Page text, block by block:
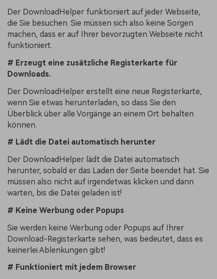
Der DownloadHelper funktioniert auf jeder Webseite,
die Sie besuchen. Sie müssen sich also keine Sorgen
machen, dass er auf Ihrer bevorzugten Webseite nicht
funktioniert.
# Erzeugt eine zusätzliche Registerkarte für
Downloads.
Der DownloadHelper erstellt eine neue Registerkarte,
wenn Sie etwas herunterladen, so dass Sie den
Überblick über alle Vorgänge an einem Ort behalten
können.
# Lädt die Datei automatisch herunter
Der DownloadHelper lädt die Datei automatisch
herunter, sobald er das Laden der Seite beendet hat. Sie
müssen also nicht auf irgendetwas klicken und dann
warten, bis die Datei geladen ist!
# Keine Werbung oder Popups
Sie werden keine Werbung oder Popups auf Ihrer
Download-Registerkarte sehen, was bedeutet, dass es
keinerlei Ablenkungen gibt!
# Funktioniert mit jedem Browser